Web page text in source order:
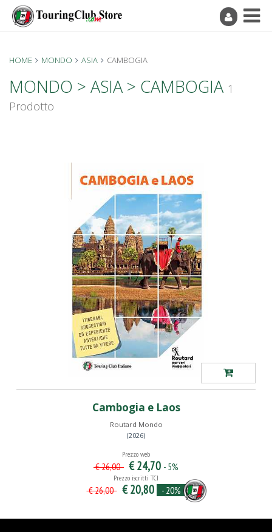
HOME MONDO ASIA CAMBOGIA
MONDO > ASIA > CAMBOGIA 1
Prodotto
Cambogia e Laos
Routard Mondo
(2026)
Prezzo web
€ 26,00 € 24,70 - 5%
Prezzo iscritti TCI
€ 26,00 € 20,80 - 20%